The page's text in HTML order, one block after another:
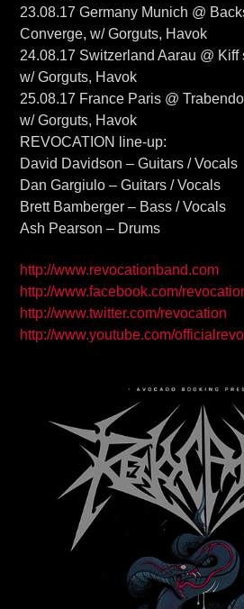
23.08.17 Germany Munich @
Converge, w/ Gorguts, Havok
24.08.17 Switzerland Aarau @ Kiff
w/ Gorguts, Havok
25.08.17 France Paris @
w/ Gorguts, Havok
REVOCATION line-up:
David Davidson – Guitars / Vocals
Dan Gargiulo – Guitars / Vocals
Brett Bamberger – Bass / Vocals
Ash Pearson – Drums
http://www.revocationband.com
http://www.facebook.com/
http://www.twitter.com/revocation
http://www.youtube.com/